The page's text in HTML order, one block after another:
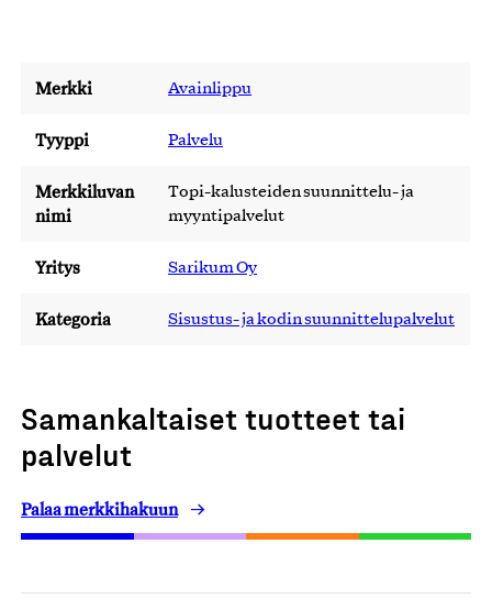
Merkki Avainlippu
Tyyppi Palvelu
Merkkiluvan
nimi
Topi-kalusteiden suunnittelu- ja
myyntipalvelut
Yritys Sarikum Oy
Kategoria Sisustus- ja kodin suunnittelupalvelut
Samankaltaiset tuotteet tai
palvelut
Palaa merkkihakuun